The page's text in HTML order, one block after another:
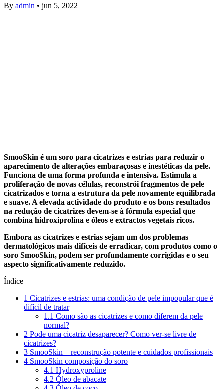
By admin • jun 5, 2022
SmooSkin é um soro para cicatrizes e estrias para reduzir o
aparecimento de alterações embaraçosas e inestéticas da pele.
Funciona de uma forma profunda e intensiva. Estimula a
proliferação de novas células, reconstrói fragmentos de pele
cicatrizados e torna a estrutura da pele novamente equilibrada
e suave. A elevada actividade do produto e os bons resultados
na redução de cicatrizes devem-se à fórmula especial que
combina hidroxiprolina e óleos e extractos vegetais ricos.
Embora as cicatrizes e estrias sejam um dos problemas
dermatológicos mais difíceis de erradicar, com produtos como o
soro SmooSkin, podem ser profundamente corrigidas e o seu
aspecto significativamente reduzido.
Índice
1 Cicatrizes e estrias: uma condição de pele impopular que é
difícil de tratar
1.1 Como são as cicatrizes e como diferem da pele
normal?
2 Pode uma cicatriz desaparecer? Como ver-se livre de
cicatrizes?
3 SmooSkin – reconstrução potente e cuidados profissionais
4 SmooSkin composição do soro
4.1 Hydroxyproline
4.2 Óleo de abacate